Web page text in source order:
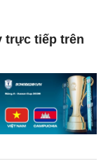
trực tiếp trên